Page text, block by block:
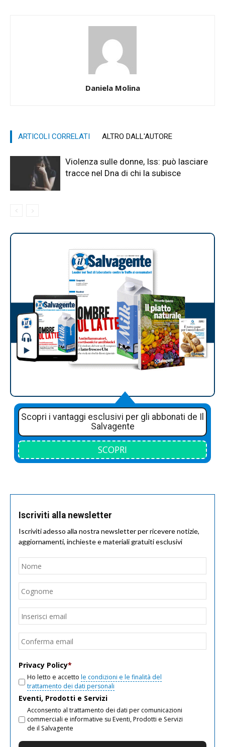
Daniela Molina
ARTICOLI CORRELATI ALTRO DALL'AUTORE
Violenza sulle donne, Iss: può lasciare
tracce nel Dna di chi la subisce
Scopri i vantaggi esclusivi per gli abbonati de Il
Salvagente
SCOPRI
Iscriviti alla newsletter
Iscriviti adesso alla nostra newsletter per ricevere notizie,
aggiornamenti, inchieste e materiali gratuiti esclusivi
Nome
Email
Privacy Policy*
Ho letto e accetto le condizioni e le finalità del
trattamento dei dati personali
Eventi, Prodotti e Servizi
Acconsento al trattamento dei dati per comunicazioni
commerciali e informative su Eventi, Prodotti e Servizi
de il Salvagente